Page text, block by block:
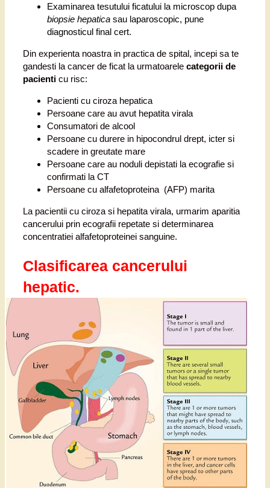
Examinarea tesutului ficatului la microscop dupa
biopsie hepatica sau laparoscopic, pune
diagnosticul final cert.
Din experienta noastra in practica de spital, incepi sa te
gandesti la cancer de ficat la urmatoarele categorii de
pacienti cu risc:
Pacienti cu ciroza hepatica
Persoane care au avut hepatita virala
Consumatori de alcool
Persoane cu durere in hipocondrul drept, icter si
scadere in greutate mare
Persoane care au noduli depistati la ecografie si
confirmati la CT
Persoane cu alfafetoproteina (AFP) marita
La pacientii cu ciroza si hepatita virala, urmarim aparitia
cancerului prin ecografii repetate si determinarea
concentratiei alfafetoproteinei sanguine.
Clasificarea cancerului
hepatic.